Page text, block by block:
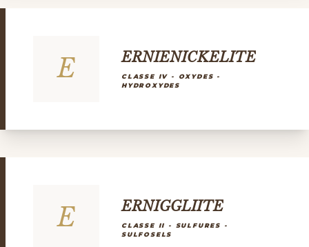
E ERNIENICKELITE
CLASSE IV - OXYDES -
HYDROXYDES
E ERNIGGLIITE
CLASSE II - SULFURES -
SULFOSELS